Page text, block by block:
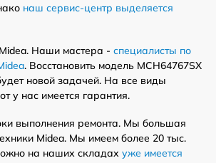
наш сервис-центр выделяется
Наши мастера - специалисты по
. Восстановить модель MCH64767SX
новой задачей. На все виды
у нас имеется гарантия.
выполнения ремонта. Мы большая
Midea. Мы имеем более 20 тыс.
на наших складах уже имеется